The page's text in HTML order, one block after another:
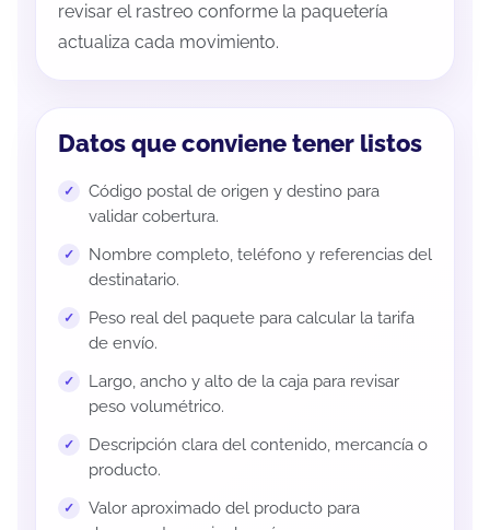
revisar el rastreo conforme la paquetería
actualiza cada movimiento.
Datos que conviene tener listos
Código postal de origen y destino para
validar cobertura.
Nombre completo, teléfono y referencias del
destinatario.
Peso real del paquete para calcular la tarifa
de envío.
Largo, ancho y alto de la caja para revisar
peso volumétrico.
Descripción clara del contenido, mercancía o
producto.
Valor aproximado del producto para